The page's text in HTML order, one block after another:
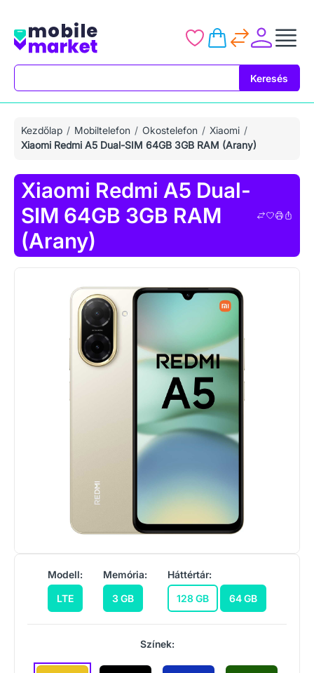
Keresés
Kezdőlap Mobiltelefon Okostelefon
Xiaomi
Xiaomi Redmi A5 Dual-SIM 64GB 3GB RAM (Arany)
Xiaomi Redmi A5 Dual-
SIM 64GB 3GB RAM
(Arany)
Modell:
LTE
Memória:
3 GB
Háttértár:
128 GB
64 GB
Színek: